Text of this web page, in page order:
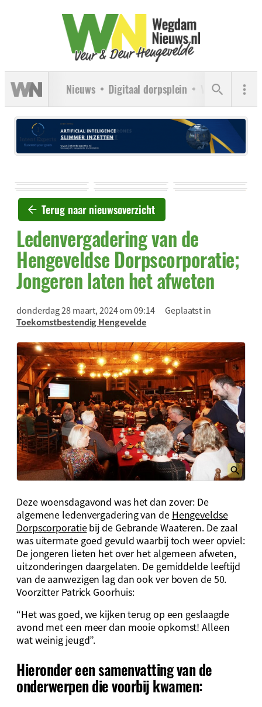
Nieuws Digitaal dorpsplein Verenigingen
Terug naar nieuwsoverzicht
Ledenvergadering van de
Hengeveldse Dorpscorporatie;
Jongeren laten het afweten
donderdag 28 maart, 2024 om 09:14
Geplaatst in
Toekomstbestendig Hengevelde
Deze woensdagavond was het dan zover: De
algemene ledenvergadering van de Hengeveldse
Dorpscorporatiebij de Gebrande Waateren. De zaal
was uitermate goed gevuld waarbij toch weer opviel:
De jongeren lieten het over het algemeen afweten,
uitzonderingen daargelaten. De gemiddelde leeftijd
van de aanwezigen lag dan ook ver boven de 50.
Voorzitter Patrick Goorhuis:
“Het was goed, we kijken terug op een geslaagde
avond met een meer dan mooie opkomst! Alleen
wat weinig jeugd”.
Hieronder een samenvatting van de
onderwerpen die voorbij kwamen: